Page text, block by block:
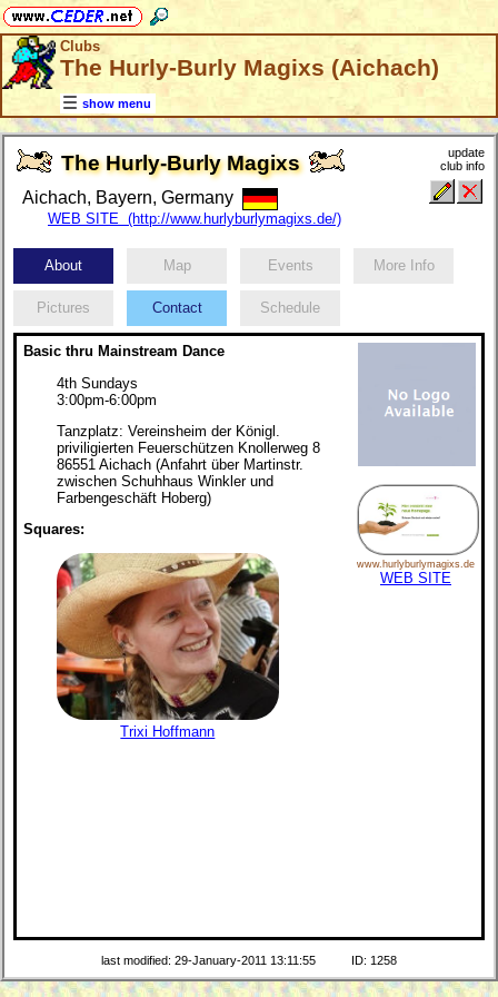
Clubs
The Hurly-Burly Magixs (Aichach)
show menu
The Hurly-Burly Magixs
Aichach, Bayern, Germany
WEB SITE (http://www.hurlyburlymagixs.de/)
update
club info
About Map Events More Info
Pictures Contact Schedule
Basic thru Mainstream Dance
4th Sundays
3:00pm-6:00pm
Tanzplatz: Vereinsheim der Königl.
priviligierten Feuerschützen Knollerweg 8
86551 Aichach (Anfahrt über Martinstr.
zwischen Schuhhaus Winkler und
Farbengeschäft Hoberg)
Squares:
Trixi Hoffmann
www.hurlyburlymagixs.de
WEB SITE
last modified: 29-January-2011 13:11:55 ID: 1258